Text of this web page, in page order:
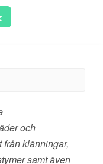
och
klänningar,
samt även